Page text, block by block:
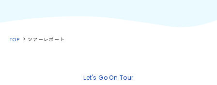
TOP ツアーレポート
Let's Go On Tour